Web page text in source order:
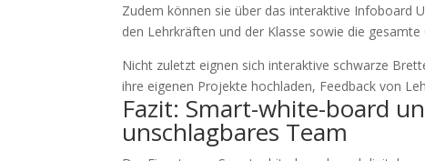
Zudem können sie über das interaktive Infoboard
den Lehrkräften und der Klasse sowie die
Nicht zuletzt eignen sich interaktive schwarze
ihre eigenen Projekte hochladen, Feedback von
Fazit: Smart-white-board
unschlagbares Team